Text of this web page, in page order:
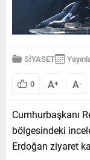
SİYASET
0 A+ A-
Cumhurbaşkanı
bölgesindeki
Erdoğan ziyaret